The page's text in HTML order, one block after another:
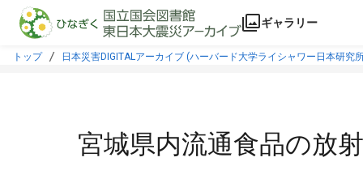
本文に飛ぶ
ギャラリー
トップ 日本災害DIGITALアーカイブ (ハーバード大学ライシャワー日本研究
宮城県内流通食品の放